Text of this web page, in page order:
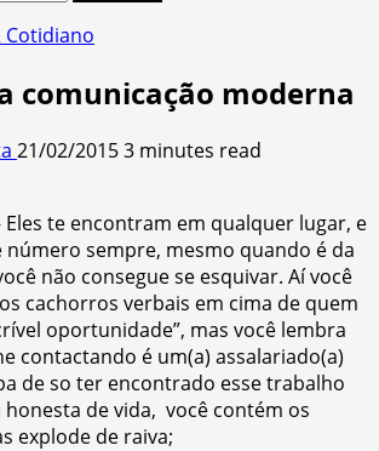
Cotidiano
comunicação moderna
21/02/20153 minutes read
Eles te encontram em qualquer lugar, e
sempre, mesmo quando é da
não consegue se esquivar. Aí você
cachorros verbais em cima de quem
oportunidade”, mas você lembra
contactando é um(a) assalariado(a)
de so ter encontrado esse trabalho
de vida, você contém os
explode de raiva;